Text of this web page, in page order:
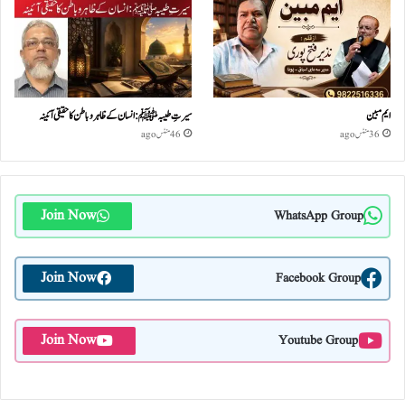
ایم مبین
36 منٹس ago
سیرتِ طیبہﷺ: انسان کے ظاہر و باطن کا حقیقی آئینہ
46 منٹس ago
WhatsApp Group
Join Now
Facebook Group
Join Now
Youtube Group
Join Now